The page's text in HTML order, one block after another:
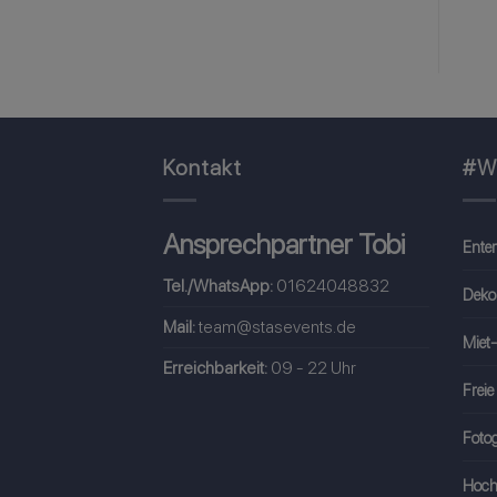
Kontakt
Ansprechpartner Tobi
Tel./WhatsApp: 01624048832
Mail:team@stasevents.de
Erreichbarkeit: 09 - 22 Uhr